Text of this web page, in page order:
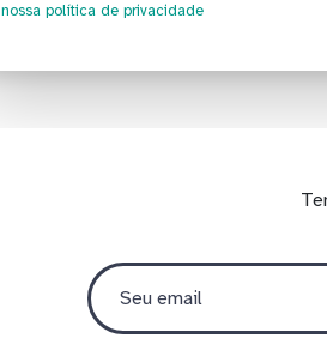
nossa política de privacidade